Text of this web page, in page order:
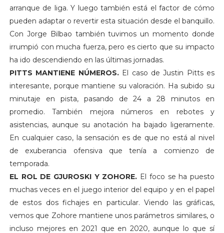
arranque de liga. Y luego también está el factor de cómo
pueden adaptar o revertir esta situación desde el banquillo.
Con Jorge Bilbao también tuvimos un momento donde
irrumpió con mucha fuerza, pero es cierto que su impacto
ha ido descendiendo en las últimas jornadas.
PITTS MANTIENE NÚMEROS.El caso de Justin Pitts es
interesante, porque mantiene su valoración. Ha subido su
minutaje en pista, pasando de 24 a 28 minutos en
promedio. También mejora números en rebotes y
asistencias, aunque su anotación ha bajado ligeramente.
En cualquier caso, la sensación es de que no está al nivel
de exuberancia ofensiva que tenía a comienzo de
temporada.
EL ROL DE GJUROSKI Y ZOHORE. El foco se ha puesto
muchas veces en el juego interior del equipo y en el papel
de estos dos fichajes en particular. Viendo las gráficas,
vemos que Zohore mantiene unos parámetros similares, o
incluso mejores en 2021 que en 2020, aunque lo que sí